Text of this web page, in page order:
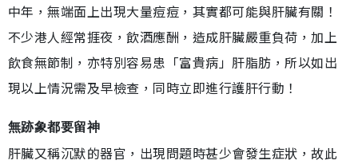
中年，無端面上出現大量痘痘，其實都可能與肝臟有關！
不少港人經常捱夜，飲酒應酬，造成肝臟嚴重負荷，加上
飲食無節制，亦特別容易患「富貴病」肝脂肪，所以如出
現以上情況需及早檢查，同時立即進行護肝行動！
無跡象都要留神
肝臟又稱沉默的器官，出現問題時甚少會發生症狀，故此